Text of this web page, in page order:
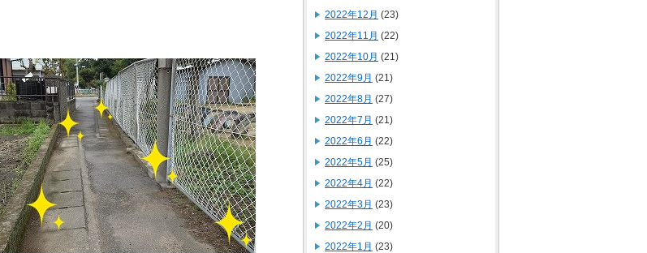
2022年12月 (23)
2022年11月 (22)
2022年10月 (21)
2022年9月 (21)
2022年8月 (27)
2022年7月 (21)
2022年6月 (22)
2022年5月 (25)
2022年4月 (22)
2022年3月 (23)
2022年2月 (20)
2022年1月 (23)